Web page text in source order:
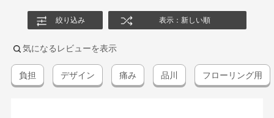
絞り込み 表示：新しい順
気になるレビューを表示
負担 デザイン 痛み 品川 フローリング用